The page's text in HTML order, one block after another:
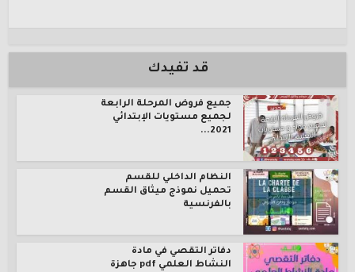
قد تفيدك
جميع فروض المرحلة الرابعة
لجميع مستويات الإبتدائي
2021...
النظام الداخلي للقسم
تحميل نموذج ميثاق القسم
بالفرنسية
دفاتر التقصي في مادة
النشاط العلمي pdf جاهزة